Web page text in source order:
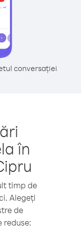
conversației
în
timp de
Alegeți
de
reduse: